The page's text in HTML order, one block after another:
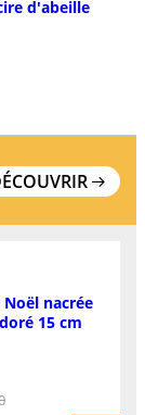
d'abeille
nacrée
15 cm